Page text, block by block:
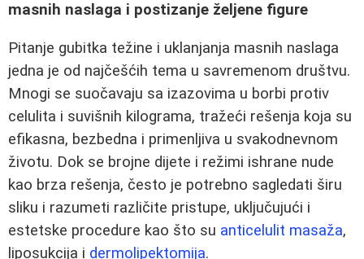
masnih naslaga i postizanje željene figure
Pitanje gubitka težine i uklanjanja masnih naslaga
jedna je od najčešćih tema u savremenom društvu.
Mnogi se suočavaju sa izazovima u borbi protiv
celulita i suvišnih kilograma, tražeći rešenja koja su
efikasna, bezbedna i primenljiva u svakodnevnom
životu. Dok se brojne dijete i režimi ishrane nude
kao brza rešenja, često je potrebno sagledati širu
sliku i razumeti različite pristupe, uključujući i
estetske procedure kao što su anticelulit masaža,
liposukcija i dermolipektomija.